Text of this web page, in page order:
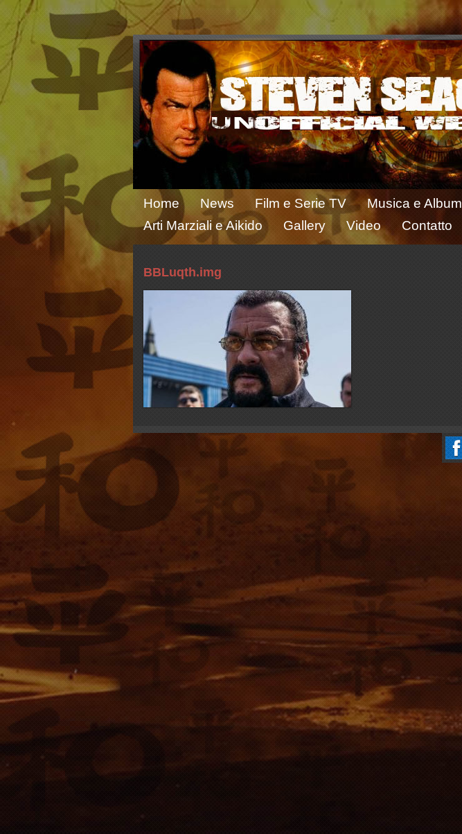
Home News Film e Serie TV Musica e Album
Arti Marziali e Aikido
Gallery Video Contatto
BBLuqth.img